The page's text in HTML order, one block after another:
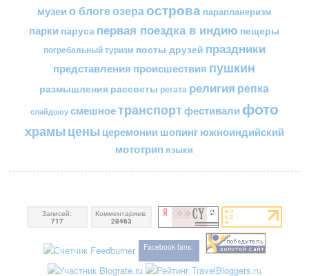
музеи о блогеозераострова парапланеризм
парки паруса первая поездка в индию пещеры
погребальный туризм посты друзей праздники
представления происшествия пушкин
размышления рассветы регата религия репка
слайдшоу смешноетранспортфестивали фото
храмы цены церемонии шопингюжноиндийский
мототрип языки
Записей:
717
Комментариев:
28463
Facebook fans: